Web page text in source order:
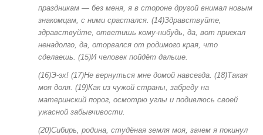
праздникам — без меня, я в стороне другой внимал новым
знакомцам, с ними срастался. (14)Здравствуйте,
здравствуйте, ответишь кому-нибудь, да, вот приехал
ненадолго, да, оторвался от родимого края, что
сделаешь. (15)И человек пойдёт дальше.
(16)Э-эх! (17)Не вернуться мне домой навсегда. (18)Такая
моя доля. (19)Как из чужой страны, забреду на
материнский порог, осмотрю углы и подивлюсь своей
ужасной забывчивости.
(20)Сибирь, родина, студёная земля моя, зачем я покинул